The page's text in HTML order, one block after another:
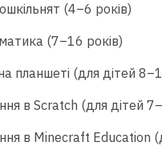
(4–6 років)
(7–16 років)
планшеті (для дітей
в Scratch (для дітей
в Minecraft Education